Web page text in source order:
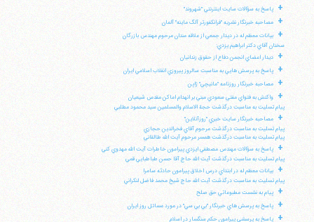
+ پاسخ به سؤالات سايت اينترنتي "شهروند"
+ مصاحبه خبرنگار نشريه "فرانكفورتر آلگ ماينه" آلمان
+
بيانات معظم له در ديدار جمعي از علاقه مندان مرحوم مهندس بازرگان
سخنان آقاي دكتر ابراهيم يزدي:
+ ديدار اعضاي انجمن دفاع از حقوق زندانيان
+ پاسخ به پرسش هايي به مناسبت سالروز پيروزي انقلاب اسلامي ايران
+ مصاحبه خبرنگار روزنامه "مانيچي" ژاپن
+
واكنش به فتواي مفتي سعودي مبني بر انهدام اماكن مقدس شيعيان
پيام تسليت به مناسبت درگذشت حجة الاسلام والمسلمين سيد محمود مطلبي
+
مصاحبه خبرنگار سايت خبري "روزآنلاين"
پيام تسليت به مناسبت درگذشت مرحوم آقاي فخرالدين حجازي
پيام تسليت به مناسبت درگذشت همسر مرحوم آيت الله طالقاني
+
پاسخ به سؤالات مهندس مصطفي ايزدي پيرامون خاطرات آيت الله مهدوي كني
پيام تسليت به مناسبت درگذشت آيت الله حاج آقا حسن طباطبايي قمي
+
بيانات معظم له در ابتداي درس اخلاق پيرامون حادثه سامرا
پيام تسليت به مناسبت درگذشت آيت الله حاج شيخ محمد فاضل لنكراني
+ پيام به نشست مطبوعاتي حق صلح
+ پاسخ به پرسش هاي خبرنگار "بي بي سي" در مورد مسائل روز ايران
+ پاسخ به پرسشي پيرامون حكم سنگسار در اسلام